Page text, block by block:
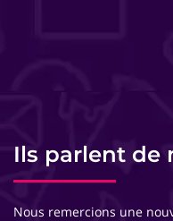
Ils parlent de
Nous remercions une